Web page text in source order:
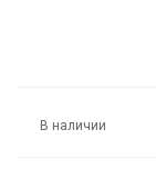
В наличии